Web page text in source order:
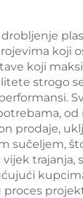
drobljenje
koji
koji
strogo
od
prodaje,
sučeljem,